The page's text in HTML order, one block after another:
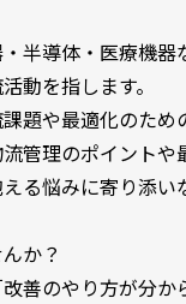
半導体・医療機
動を指します。
題や最適化のため
管理のポイントや
る悩みに寄り添い
か？
改善のやり方が分